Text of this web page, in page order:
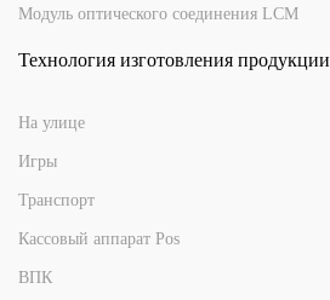
Модуль оптического соединения LCM
Технология изготовления продукции
На улице
Игры
Транспорт
Кассовый аппарат Pos
ВПК